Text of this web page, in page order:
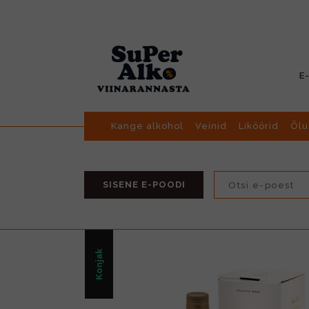
Kange alkohol Veinid Liköörid Õlu
SISENE E-POODI
Konjak